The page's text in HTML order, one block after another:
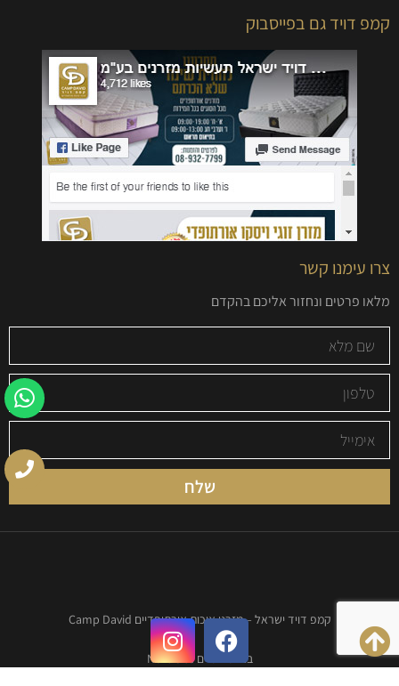
קמפ דויד גם בפייסבוק
צרו עימנו קשר
מלאו פרטים ונחזור אליכם בהקדם
שלח
קמפ דויד ישראל – מזרני איכות אורתופדיים Camp David
בניית אתרים Next-Site